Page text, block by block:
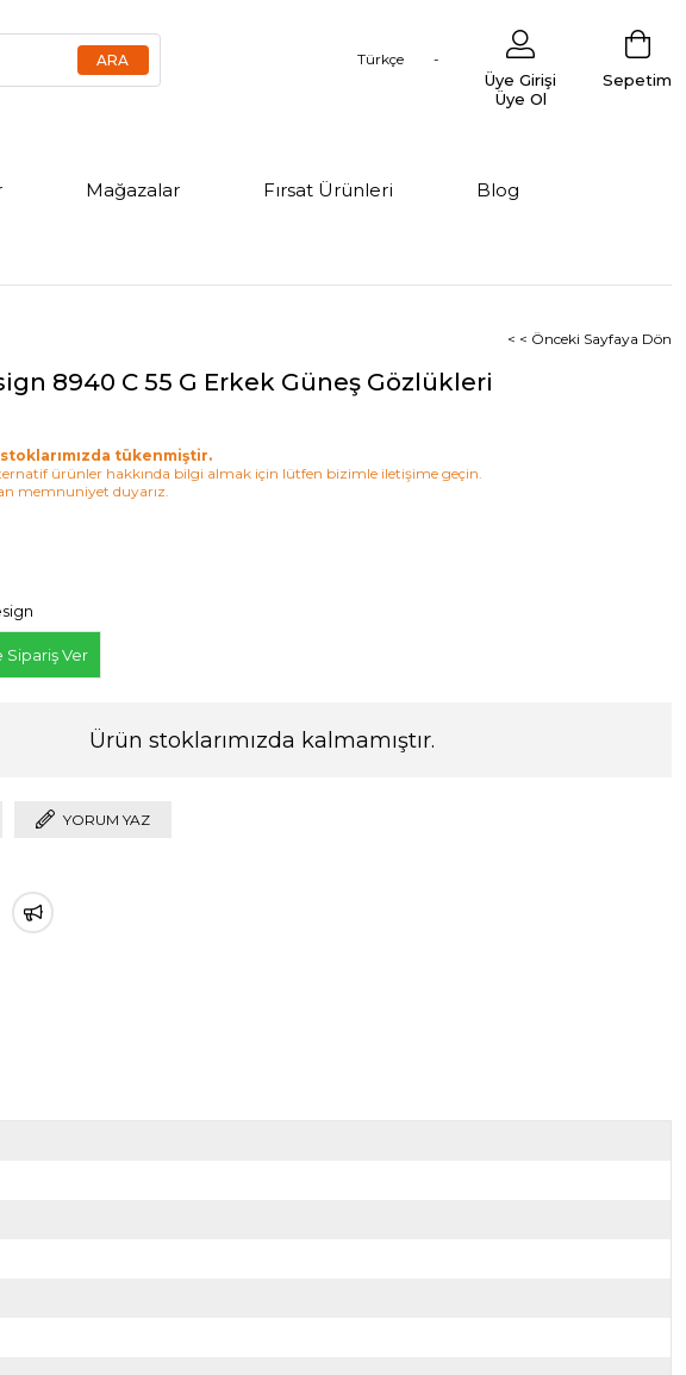
Türkçe
Sepetim
Üye Girişi
Üye Ol
Mağazalar Fırsat Ürünleri Blog
< < Önceki Sayfaya Dön
8940 C 55 G Erkek Güneş Gözlükleri
tükenmiştir.
ürünler hakkında bilgi almak için lütfen bizimle iletişime geçin.
memnuniyet duyarız.
Sipariş Ver
Ürün stoklarımızda kalmamıştır.
YORUM YAZ